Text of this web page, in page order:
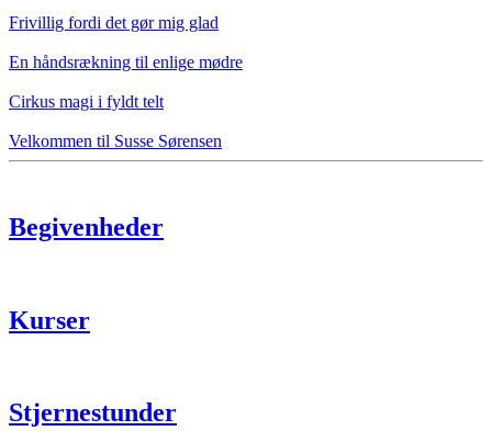
Frivillig fordi det gør mig glad
En håndsrækning til enlige mødre
Cirkus magi i fyldt telt
Velkommen til Susse Sørensen
Begivenheder
Kurser
Stjernestunder